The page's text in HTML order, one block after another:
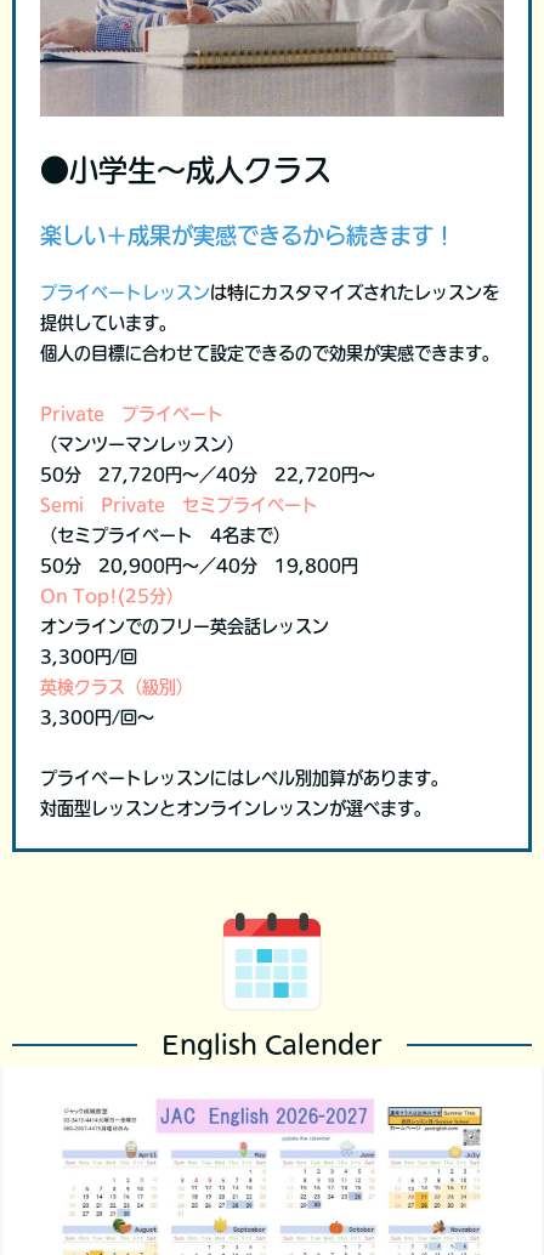
●小学生～成人クラス
楽しい＋成果が実感できるから続きます！
プライベートレッスンは特にカスタマイズされたレッスンを
提供しています。
個人の目標に合わせて設定できるので効果が実感できます。
Private
プライベート
（マンツーマンレッスン）
50分 27,720円～／40分 22,720円～
Semi Private セミプライベート
（セミプライベート 4名まで）
50分 20,900円～／40分 19,800円
On Top!(25分）
オンラインでのフリー英会話レッスン
3,300円/回
英検クラス（級別）
3,300円/回～
プライベートレッスンにはレベル別加算があります。
対面型レッスンとオンラインレッスンが選べます。
English Calender